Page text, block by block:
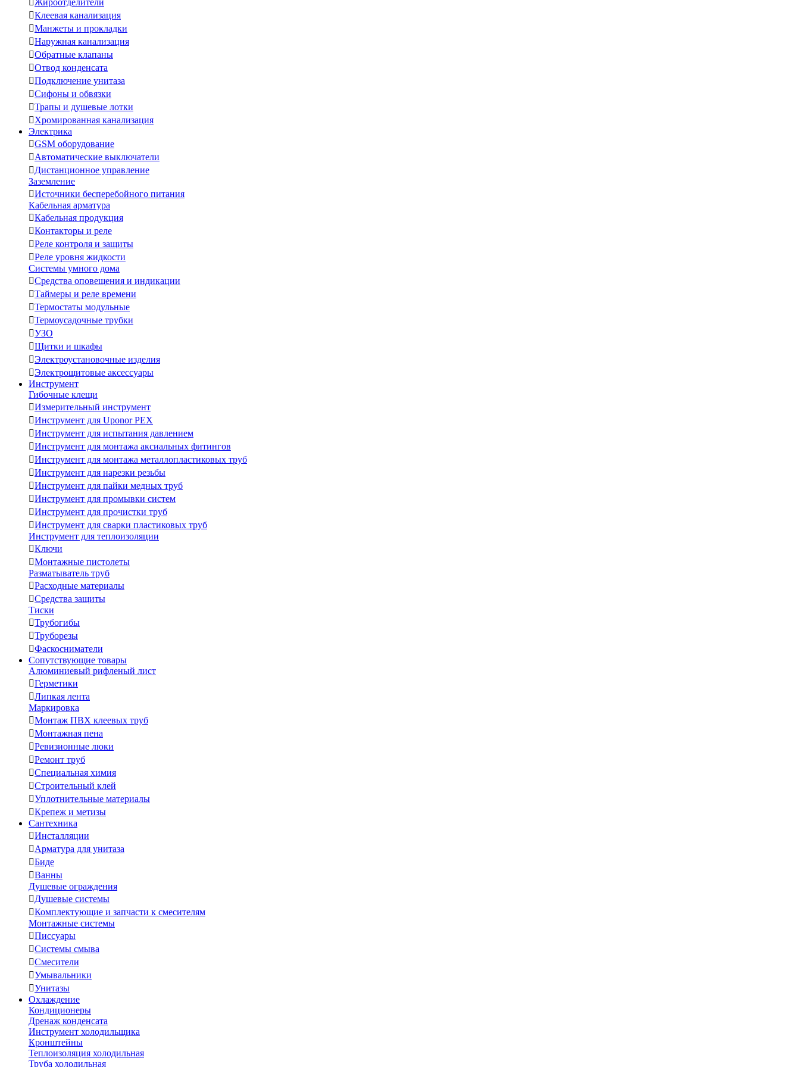
Жироотделители
Клеевая канализация
Манжеты и прокладки
Наружная канализация
Обратные клапаны
Отвод конденсата
Подключение унитаза
Сифоны и обвязки
Трапы и душевые лотки
Хромированная канализация
Электрика
GSM оборудование
Автоматические выключатели
Дистанционное управление
Заземление
Источники бесперебойного питания
Кабельная арматура
Кабельная продукция
Контакторы и реле
Реле контроля и защиты
Реле уровня жидкости
Системы умного дома
Средства оповещения и индикации
Таймеры и реле времени
Термостаты модульные
Термоусадочные трубки
УЗО
Щитки и шкафы
Электроустановочные изделия
Электрощитовые аксессуары
Инструмент
Гибочные клещи
Измерительный инструмент
Инструмент для Uponor PEX
Инструмент для испытания давлением
Инструмент для монтажа аксиальных фитингов
Инструмент для монтажа металлопластиковых труб
Инструмент для нарезки резьбы
Инструмент для пайки медных труб
Инструмент для промывки систем
Инструмент для прочистки труб
Инструмент для сварки пластиковых труб
Инструмент для теплоизоляции
Ключи
Монтажные пистолеты
Разматыватель труб
Расходные материалы
Средства защиты
Тиски
Трубогибы
Труборезы
Фаскосниматели
Сопутствующие товары
Алюминиевый рифленый лист
Герметики
Липкая лента
Маркировка
Монтаж ПВХ клеевых труб
Монтажная пена
Ревизионные люки
Ремонт труб
Специальная химия
Строительный клей
Уплотнительные материалы
Крепеж и метизы
Сантехника
Инсталляции
Арматура для унитаза
Биде
Ванны
Душевые ограждения
Душевые системы
Комплектующие и запчасти к смесителям
Монтажные системы
Писсуары
Системы смыва
Смесители
Умывальники
Унитазы
Охлаждение
Кондиционеры
Дренаж конденсата
Инструмент холодильщика
Кронштейны
Теплоизоляция холодильная
Труба холодильная